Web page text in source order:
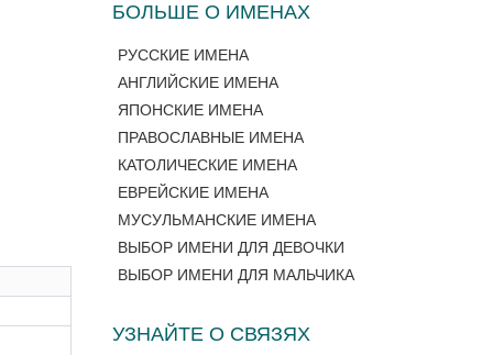
БОЛЬШЕ О ИМЕНАХ
РУССКИЕ ИМЕНА
АНГЛИЙСКИЕ ИМЕНА
ЯПОНСКИЕ ИМЕНА
ПРАВОСЛАВНЫЕ ИМЕНА
КАТОЛИЧЕСКИЕ ИМЕНА
ЕВРЕЙСКИЕ ИМЕНА
МУСУЛЬМАНСКИЕ ИМЕНА
ВЫБОР ИМЕНИ ДЛЯ ДЕВОЧКИ
ВЫБОР ИМЕНИ ДЛЯ МАЛЬЧИКА
УЗНАЙТЕ О СВЯЗЯХ